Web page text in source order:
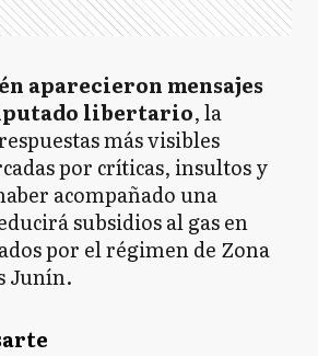
aparecieron mensajes
libertario, la
más visibles
por críticas, insultos y
acompañado una
subsidios al gas en
por el régimen de Zona
Junín.